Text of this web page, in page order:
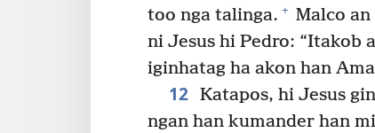
too nga talinga. + Malco
ni Jesus hi Pedro: “Itakob
iginhatag ha akon han
12 Katapos, hi Jesus
ngan han kumander han